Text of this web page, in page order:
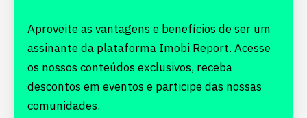
Aproveite as vantagens e benefícios de ser um
assinante da plataforma Imobi Report. Acesse
os nossos conteúdos exclusivos, receba
descontos em eventos e participe das nossas
comunidades.